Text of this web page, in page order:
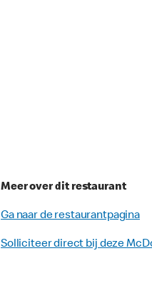
Meer over dit restaurant
Ga naar de restaurantpagina
Solliciteer direct bij deze